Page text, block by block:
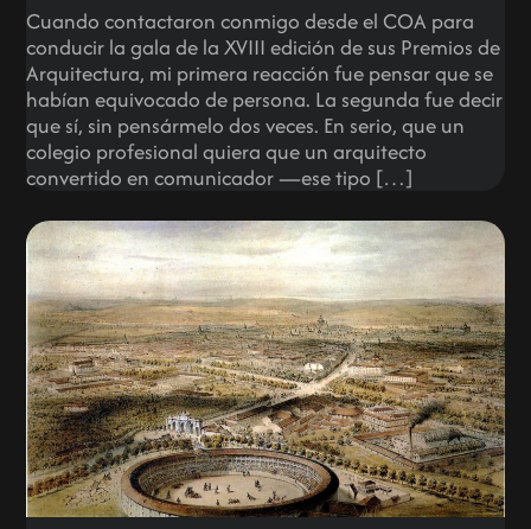
Cuando contactaron conmigo desde el COA para
conducir la gala de la XVIII edición de sus Premios de
Arquitectura, mi primera reacción fue pensar que se
habían equivocado de persona. La segunda fue decir
que sí, sin pensármelo dos veces. En serio, que un
colegio profesional quiera que un arquitecto
convertido en comunicador —ese tipo […]